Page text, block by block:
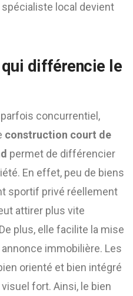
spécialiste local devient
qui différencie le
concurrentiel,
construction court de
permet de différencier
En effet, peu de biens
sportif privé réellement
attirer plus vite
plus, elle facilite la mise
immobilière. Les
orienté et bien intégré
fort. Ainsi, le bien